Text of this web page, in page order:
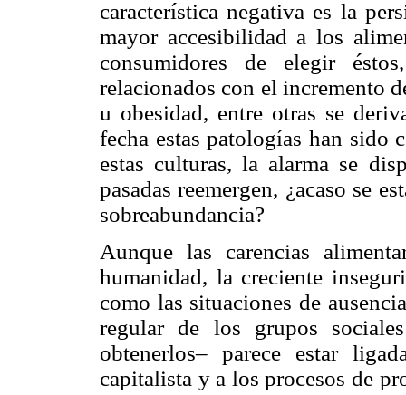
característica negativa es la
mayor accesibilidad a los
consumidores de elegir
relacionados con el incremento
u obesidad, entre otras se
fecha estas patologías han sido
estas culturas, la alarma se
pasadas reemergen, ¿acaso se
sobreabundancia?
Aunque las carencias
humanidad, la creciente
como las situaciones de
regular de los grupos
obtenerlos– parece estar
capitalista y a los procesos de